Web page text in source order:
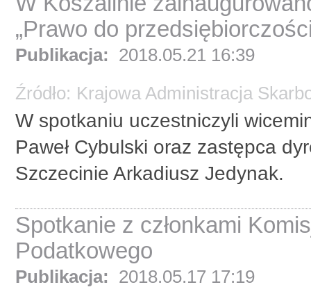
„Prawo do
Publikacja:
2018.05.21 16:39
Źródło: Krajowa Administracja
W spotkaniu uczestniczyli
Paweł Cybulski oraz zastępca
Szczecinie Arkadiusz Jedynak.
Spotkanie z członkami
Podatkowego
Publikacja: 2018.05.17 17:19